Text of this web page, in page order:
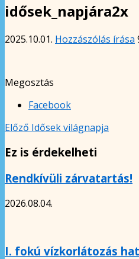
idősek_napjára2x
2025.10.01. Hozzászólás írása
Megosztás
Facebook
Előző Idősek világnapja
Ez is érdekelheti
Rendkívüli zárvatartás!
2026.08.04.
I. fokú vízkorlátozás